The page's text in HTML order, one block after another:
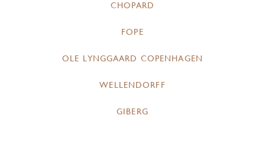
CHOPARD
FOPE
OLE LYNGGAARD COPENHAGEN
WELLENDORFF
GIBERG